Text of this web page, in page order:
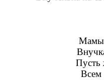
Мамы
Пусть
Всем